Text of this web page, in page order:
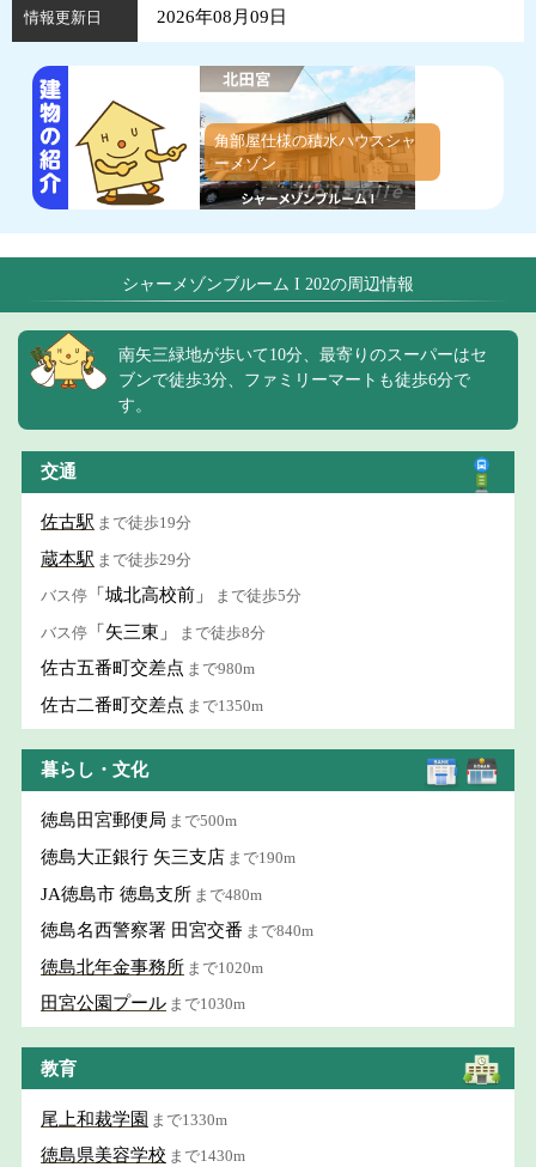
情報更新日 2026年08月09日
角部屋仕様の積水ハウスシャ
ーメゾン
シャーメゾンブルーム I 202の周辺情報
南矢三緑地が歩いて10分、最寄りのスーパーはセ
ブンで徒歩3分、ファミリーマートも徒歩6分で
す。
交通
佐古駅 まで徒歩19分
蔵本駅 まで徒歩29分
バス停 「城北高校前」 まで徒歩5分
バス停 「矢三東」 まで徒歩8分
佐古五番町交差点 まで980m
佐古二番町交差点 まで1350m
暮らし・文化
徳島田宮郵便局 まで500m
徳島大正銀行 矢三支店 まで190m
JA徳島市 徳島支所 まで480m
徳島名西警察署 田宮交番 まで840m
徳島北年金事務所 まで1020m
田宮公園プール まで1030m
教育
尾上和裁学園 まで1330m
徳島県美容学校 まで1430m